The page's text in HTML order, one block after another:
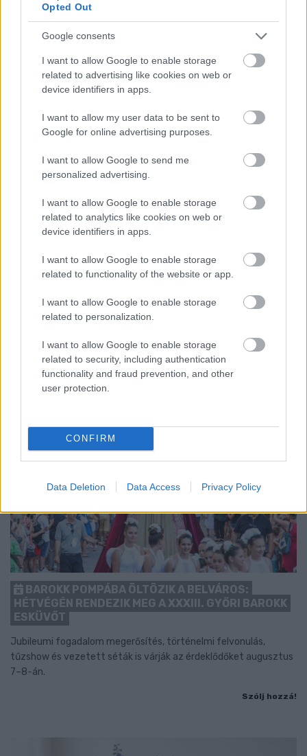
Opted Out
Google consents
I want to allow Google to enable storage
related to advertising like cookies on web or
device identifiers in apps.
I want to allow my user data to be sent to
Google for online advertising purposes.
I want to allow Google to send me
personalized advertising.
I want to allow Google to enable storage
related to analytics like cookies on web or
device identifiers in apps.
I want to allow Google to enable storage
related to functionality of the website or app.
I want to allow Google to enable storage
related to personalization.
I want to allow Google to enable storage
related to security, including authentication
functionality and fraud prevention, and other
user protection.
CONFIRM
Data Deletion Data Access Privacy Policy
ENERGIATAKARÉKOSSÁG: KORÁBBAN KEZDŐDIK
MÉRKŐZÉSE
előrébb hozták a Brest Bretagne Handball elleni találkozó
kezdését.
1 hozzászólás
BAROKK POMPÁBA ÖLTÖZIK A BELVÁROS:
HÉTVÉGÉN RENDEZIK MEG A XXXIII. GYŐRI BAROKK
ESKÜVŐT
Jubileumi fogadalom megerősítés, történelmi felvonulás,
tűzshow és vezetett séták is várják az érdeklődőket augusztus
7–8-án.
Szólj hozzá!